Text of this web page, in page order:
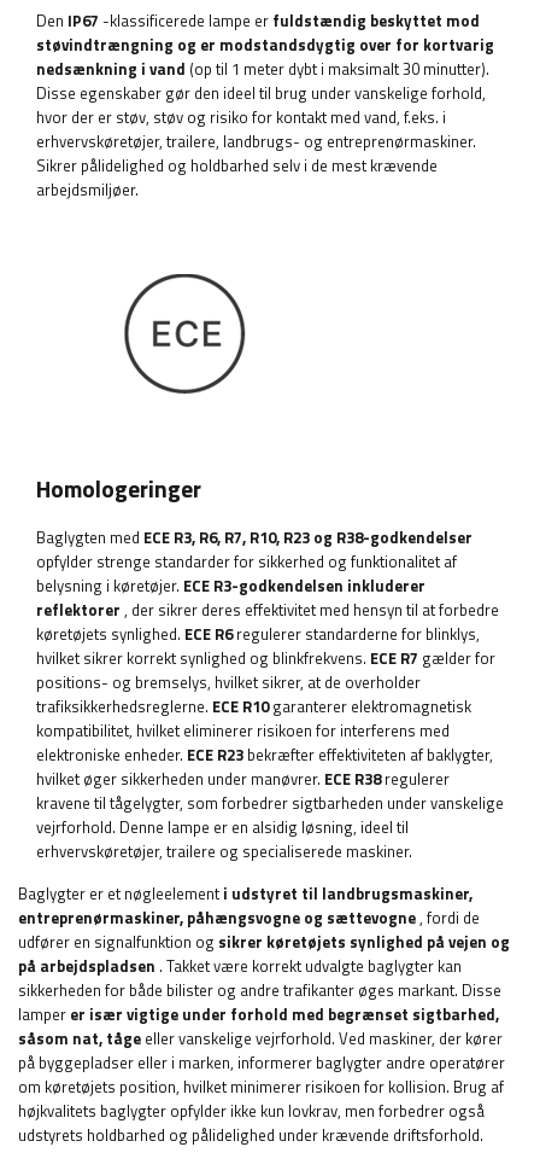
Den IP67 -klassificerede lampe er fuldstændig beskyttet mod
støvindtrængning og er modstandsdygtig over for kortvarig
nedsænkning i vand (op til 1 meter dybt i maksimalt 30 minutter).
Disse egenskaber gør den ideel til brug under vanskelige forhold,
hvor der er støv, støv og risiko for kontakt med vand, f.eks. i
erhvervskøretøjer, trailere, landbrugs- og entreprenørmaskiner.
Sikrer pålidelighed og holdbarhed selv i de mest krævende
arbejdsmiljøer.
Homologeringer
Baglygten med ECE R3, R6, R7, R10, R23 og R38-godkendelser
opfylder strenge standarder for sikkerhed og funktionalitet af
belysning i køretøjer. ECE R3-godkendelsen inkluderer
reflektorer , der sikrer deres effektivitet med hensyn til at forbedre
køretøjets synlighed. ECE R6regulerer standarderne for blinklys,
hvilket sikrer korrekt synlighed og blinkfrekvens. ECE R7 gælder for
positions- og bremselys, hvilket sikrer, at de overholder
trafiksikkerhedsreglerne. ECE R10garanterer elektromagnetisk
kompatibilitet, hvilket eliminerer risikoen for interferens med
elektroniske enheder. ECE R23 bekræfter effektiviteten af ​​baklygter,
hvilket øger sikkerheden under manøvrer. ECE R38regulerer
kravene til tågelygter, som forbedrer sigtbarheden under vanskelige
vejrforhold. Denne lampe er en alsidig løsning, ideel til
erhvervskøretøjer, trailere og specialiserede maskiner.
Baglygter er et nøgleelementi udstyret til landbrugsmaskiner,
entreprenørmaskiner, påhængsvogne og sættevogne, fordi de
udfører en signalfunktion og sikrer køretøjets synlighed på vejen og
på arbejdspladsen . Takket være korrekt udvalgte baglygter kan
sikkerheden for både bilister og andre trafikanter øges markant. Disse
lamper er især vigtige under forhold med begrænset sigtbarhed,
såsom nat, tåge eller vanskelige vejrforhold. Ved maskiner, der kører
på byggepladser eller i marken, informerer baglygter andre operatører
om køretøjets position, hvilket minimerer risikoen for kollision. Brug af
højkvalitets baglygter opfylder ikke kun lovkrav, men forbedrer også
udstyrets holdbarhed og pålidelighed under krævende driftsforhold.